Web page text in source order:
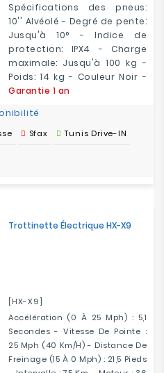
Spécifications des pneus:
10'' Alvéolé - Degré de pente:
Jusqu'à 10° - Indice de
protection: IPX4 - Charge
maximale: Jusqu'à 100 kg -
Poids: 14 kg - Couleur Noir -
Garantie 1 an
Sfax Tunis Drive-IN
Trottinette Électrique HX-X9
[HX-X9]
Accélération (0 À 25 Mph) : 5,1
Secondes - Vitesse De Pointe :
25 Mph (40 Km/h) - Distance De
Freinage (15 À 0 Mph) : 21,5 Pieds